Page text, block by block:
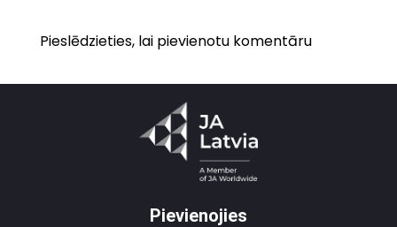
Pieslēdzieties, lai pievienotu komentāru
Pievienojies